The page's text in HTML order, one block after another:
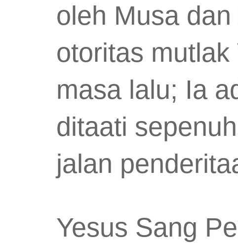
oleh Musa
otoritas
masa lalu; Ia
ditaati
jalan
Yesus Sang